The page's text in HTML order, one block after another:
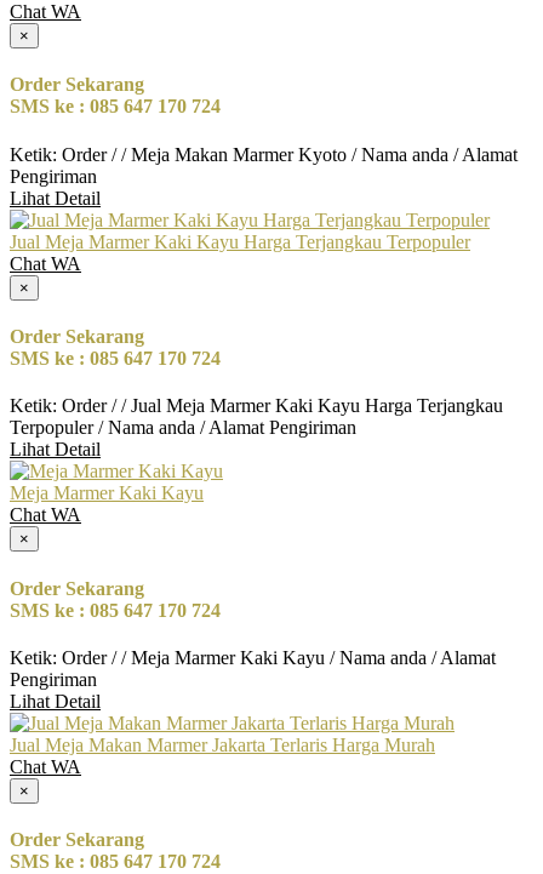
Chat WA
×
Order Sekarang
SMS ke : 085 647 170 724
Ketik: Order / / Meja Makan Marmer Kyoto / Nama anda / Alamat
Pengiriman
Lihat Detail
Jual Meja Marmer Kaki Kayu Harga Terjangkau Terpopuler
Chat WA
×
Order Sekarang
SMS ke : 085 647 170 724
Ketik: Order / / Jual Meja Marmer Kaki Kayu Harga Terjangkau
Terpopuler / Nama anda / Alamat Pengiriman
Lihat Detail
Meja Marmer Kaki Kayu
Chat WA
×
Order Sekarang
SMS ke : 085 647 170 724
Ketik: Order / / Meja Marmer Kaki Kayu / Nama anda / Alamat
Pengiriman
Lihat Detail
Jual Meja Makan Marmer Jakarta Terlaris Harga Murah
Chat WA
×
Order Sekarang
SMS ke : 085 647 170 724